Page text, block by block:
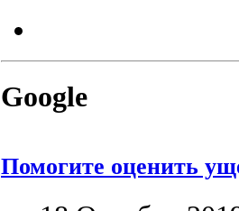
Google
Помогите оценить